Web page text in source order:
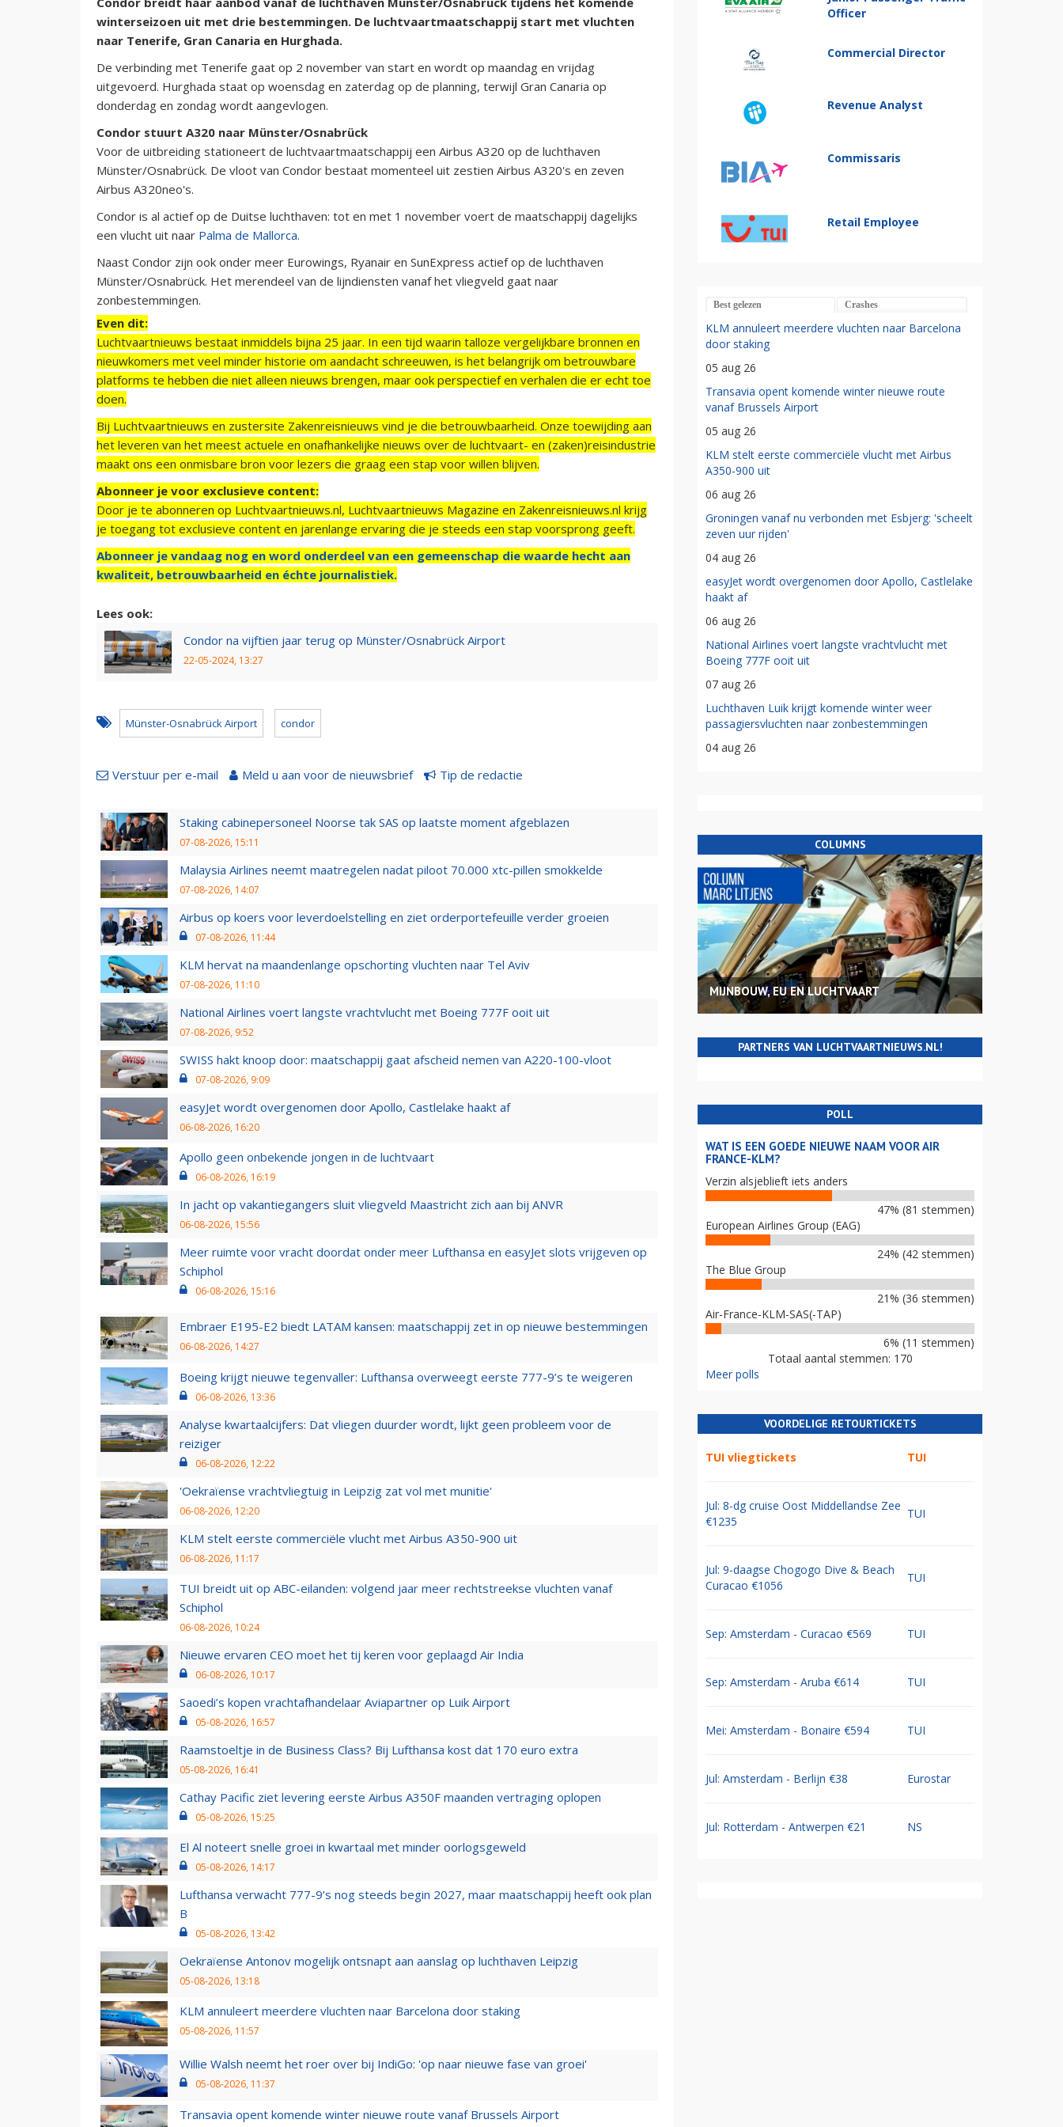
winterseizoen uit met drie bestemmingen. De luchtvaartmaatschappij start met vluchten
naar Tenerife, Gran Canaria en Hurghada.
De verbinding met Tenerife gaat op 2 november van start en wordt op maandag en vrijdag
uitgevoerd. Hurghada staat op woensdag en zaterdag op de planning, terwijl Gran Canaria op
donderdag en zondag wordt aangevlogen.
Condor stuurt A320 naar Münster/Osnabrück
Voor de uitbreiding stationeert de luchtvaartmaatschappij een Airbus A320 op de luchthaven
Münster/Osnabrück. De vloot van Condor bestaat momenteel uit zestien Airbus A320's en zeven
Airbus A320neo's.
Condor is al actief op de Duitse luchthaven: tot en met 1 november voert de maatschappij dagelijks
een vlucht uit naar Palma de Mallorca.
Naast Condor zijn ook onder meer Eurowings, Ryanair en SunExpress actief op de luchthaven
Münster/Osnabrück. Het merendeel van de lijndiensten vanaf het vliegveld gaat naar
zonbestemmingen.
Even dit:
Luchtvaartnieuws bestaat inmiddels bijna 25 jaar. In een tijd waarin talloze vergelijkbare bronnen en
nieuwkomers met veel minder historie om aandacht schreeuwen, is het belangrijk om betrouwbare
platforms te hebben die niet alleen nieuws brengen, maar ook perspectief en verhalen die er echt toe
doen.
Bij Luchtvaartnieuws en zustersite Zakenreisnieuws vind je die betrouwbaarheid. Onze toewijding aan
het leveren van het meest actuele en onafhankelijke nieuws over de luchtvaart- en (zaken)reisindustrie
maakt ons een onmisbare bron voor lezers die graag een stap voor willen blijven.
Abonneer je voor exclusieve content:
Door je te abonneren op Luchtvaartnieuws.nl, Luchtvaartnieuws Magazine en Zakenreisnieuws.nl krijg
je toegang tot exclusieve content en jarenlange ervaring die je steeds een stap voorsprong geeft.
Abonneer je vandaag nog en word onderdeel van een gemeenschap die waarde hecht aan
kwaliteit, betrouwbaarheid en échte journalistiek.
Lees ook:
Condor na vijftien jaar terug op Münster/Osnabrück Airport
22-05-2024, 13:27
Münster-Osnabrück Airport condor
Verstuur per e-mail Meld u aan voor de nieuwsbrief Tip de redactie
Staking cabinepersoneel Noorse tak SAS op laatste moment afgeblazen
07-08-2026, 15:11
Malaysia Airlines neemt maatregelen nadat piloot 70.000 xtc-pillen smokkelde
07-08-2026, 14:07
Airbus op koers voor leverdoelstelling en ziet orderportefeuille verder groeien
07-08-2026, 11:44
KLM hervat na maandenlange opschorting vluchten naar Tel Aviv
07-08-2026, 11:10
National Airlines voert langste vrachtvlucht met Boeing 777F ooit uit
07-08-2026, 9:52
SWISS hakt knoop door: maatschappij gaat afscheid nemen van A220-100-vloot
07-08-2026, 9:09
easyJet wordt overgenomen door Apollo, Castlelake haakt af
06-08-2026, 16:20
Apollo geen onbekende jongen in de luchtvaart
06-08-2026, 16:19
In jacht op vakantiegangers sluit vliegveld Maastricht zich aan bij ANVR
06-08-2026, 15:56
Meer ruimte voor vracht doordat onder meer Lufthansa en easyJet slots vrijgeven op
Schiphol
06-08-2026, 15:16
Embraer E195-E2 biedt LATAM kansen: maatschappij zet in op nieuwe bestemmingen
06-08-2026, 14:27
Boeing krijgt nieuwe tegenvaller: Lufthansa overweegt eerste 777-9’s te weigeren
06-08-2026, 13:36
Analyse kwartaalcijfers: Dat vliegen duurder wordt, lijkt geen probleem voor de
reiziger
06-08-2026, 12:22
'Oekraïense vrachtvliegtuig in Leipzig zat vol met munitie'
06-08-2026, 12:20
KLM stelt eerste commerciële vlucht met Airbus A350-900 uit
06-08-2026, 11:17
TUI breidt uit op ABC-eilanden: volgend jaar meer rechtstreekse vluchten vanaf
Schiphol
06-08-2026, 10:24
Nieuwe ervaren CEO moet het tij keren voor geplaagd Air India
06-08-2026, 10:17
Saoedi’s kopen vrachtafhandelaar Aviapartner op Luik Airport
05-08-2026, 16:57
Raamstoeltje in de Business Class? Bij Lufthansa kost dat 170 euro extra
05-08-2026, 16:41
Cathay Pacific ziet levering eerste Airbus A350F maanden vertraging oplopen
05-08-2026, 15:25
El Al noteert snelle groei in kwartaal met minder oorlogsgeweld
05-08-2026, 14:17
Lufthansa verwacht 777-9’s nog steeds begin 2027, maar maatschappij heeft ook plan
B
05-08-2026, 13:42
Oekraïense Antonov mogelijk ontsnapt aan aanslag op luchthaven Leipzig
05-08-2026, 13:18
KLM annuleert meerdere vluchten naar Barcelona door staking
05-08-2026, 11:57
Willie Walsh neemt het roer over bij IndiGo: 'op naar nieuwe fase van groei'
05-08-2026, 11:37
Transavia opent komende winter nieuwe route vanaf Brussels Airport
Officer
Commercial Director
Revenue Analyst
Commissaris
Retail Employee
Best gelezen Crashes
KLM annuleert meerdere vluchten naar Barcelona
door staking
05 aug 26
Transavia opent komende winter nieuwe route
vanaf Brussels Airport
05 aug 26
KLM stelt eerste commerciële vlucht met Airbus
A350-900 uit
06 aug 26
Groningen vanaf nu verbonden met Esbjerg: 'scheelt
zeven uur rijden'
04 aug 26
easyJet wordt overgenomen door Apollo, Castlelake
haakt af
06 aug 26
National Airlines voert langste vrachtvlucht met
Boeing 777F ooit uit
07 aug 26
Luchthaven Luik krijgt komende winter weer
passagiersvluchten naar zonbestemmingen
04 aug 26
COLUMNS
MIJNBOUW, EU EN LUCHTVAART
PARTNERS VAN LUCHTVAARTNIEUWS.NL!
POLL
WAT IS EEN GOEDE NIEUWE NAAM VOOR AIR
FRANCE-KLM?
Verzin alsjeblieft iets anders
47% (81 stemmen)
European Airlines Group (EAG)
24% (42 stemmen)
The Blue Group
21% (36 stemmen)
Air-France-KLM-SAS(-TAP)
6% (11 stemmen)
Totaal aantal stemmen: 170
Meer polls
VOORDELIGE RETOURTICKETS
TUI vliegtickets TUI
Jul: 8-dg cruise Oost Middellandse Zee
€1235
TUI
Jul: 9-daagse Chogogo Dive & Beach
Curacao €1056
TUI
Sep: Amsterdam - Curacao €569 TUI
Sep: Amsterdam - Aruba €614 TUI
Mei: Amsterdam - Bonaire €594 TUI
Jul: Amsterdam - Berlijn €38 Eurostar
Jul: Rotterdam - Antwerpen €21 NS